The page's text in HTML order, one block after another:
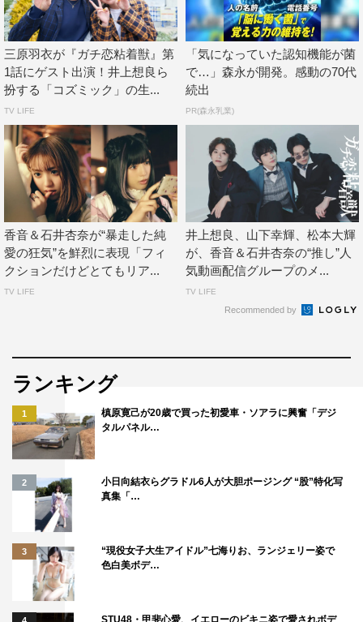
©ABCテレビ
三原羽衣が『ガチ恋粘着獣』第
1話にゲスト出演！井上想良ら
扮する「コズミック」の生...
TV LIFE
「気になっていた認知機能が菌
で…」森永が開発。感動の70代
続出
PR(森永乳業)
香音＆石井杏奈が“暴走した純
愛の狂気”を鮮烈に表現「フィ
クションだけどとてもリア...
TV LIFE
井上想良、山下幸輝、松本大輝
が、香音＆石井杏奈の“推し”人
気動画配信グループのメ...
TV LIFE
Recommended by
ランキング
1
槙原寛己が20歳で買った初愛車・ソアラに興奮「デジ
タルパネル…
2
小日向結衣らグラドル6人が大胆ポージング “股”特化写
真集「…
3
“現役女子大生アイドル”七海りお、ランジェリー姿で
色白美ボデ…
STU48・甲斐心愛、イエローのビキニ姿で愛されボデ